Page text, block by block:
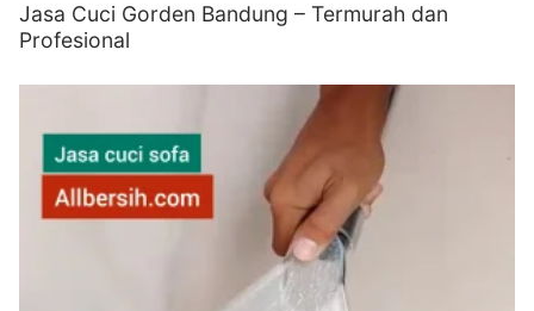
Jasa Cuci Gorden Bandung – Termurah dan
Profesional